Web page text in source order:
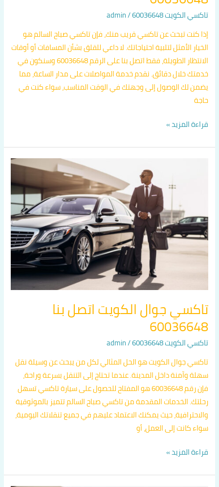
تاكسي الكويت 60036648 /
admin
إذا كنت تبحث عن تاكسي قريب منك، فإن تاكسي صباح السالم هو
الخيار الأمثل لتلبية احتياجاتك. لا داعي للقلق بشأن المسافات أو أوقات
الانتظار الطويلة، فقط اتصل بنا على الرقم 60036648 وسنكون في
خدمتك خلال دقائق. نقدم خدمة المواصلات على مدار الساعة، مما
يضمن لك الوصول إلى وجهتك في الوقت المناسب، سواء كنت في
حاجة
قراءة المزيد »
تاكسي جوال الكويت اتصل بنا
60036648
تاكسي الكويت 60036648 /
admin
تاكسي جوال الكويت هو الحل المثالي لكل من يبحث عن وسيلة نقل
سهلة وآمنة داخل المدينة. عندما تحتاج إلى التنقل بسرعة وراحة،
فإن رقم 60036648 هو المفتاح للحصول على سيارة تاكسي تسهل
رحلتك. الخدمات المقدمة من تاكسي صباح السالم تتميز بالموثوقية
والاحترافية، حيث يمكنك الاعتماد عليهم في جميع تنقلاتك اليومية،
سواء كانت إلى العمل، أو
بنا
60036648
قراءة المزيد »